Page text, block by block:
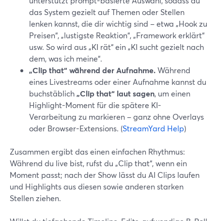
das System gezielt auf Themen oder Stellen
lenken kannst, die dir wichtig sind – etwa „Hook zu
Preisen“, „lustigste Reaktion“, „Framework erklärt“
usw. So wird aus „KI rät“ ein „KI sucht gezielt nach
dem, was ich meine“.
„Clip that“ während der Aufnahme.Während
eines Livestreams oder einer Aufnahme kannst du
buchstäblich„Clip that“ laut sagen, um einen
Highlight-Moment für die spätere KI-
Verarbeitung zu markieren – ganz ohne Overlays
oder Browser-Extensions. (StreamYard Help)
Zusammen ergibt das einen einfachen Rhythmus:
Während du live bist, rufst du „Clip that“, wenn ein
Moment passt; nach der Show lässt du AI Clips laufen
und Highlights aus diesen sowie anderen starken
Stellen ziehen.